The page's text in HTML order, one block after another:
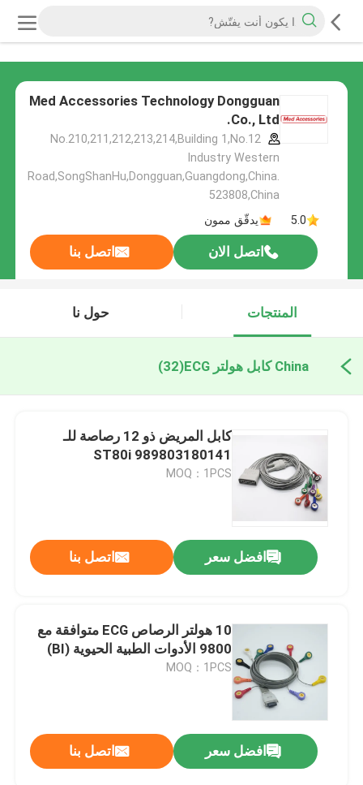
Med Accessories Technology Dongguan
Co., Ltd.
No.210,211,212,213,214,Building 1,No.12
Industry Western
Road,SongShanHu,Dongguan,Guangdong,China.
523808,China
5.0
يدقّق ممون
اتصل الان اتصل بنا
المنتجات حول نا
China كابل هولتر ECG (32)
كابل المريض ذو 12 رصاصة للـ
ST80i 989803180141
MOQ：1PCS
افضل سعر اتصل بنا
10 هولتر الرصاص ECG متوافقة مع
9800 الأدوات الطبية الحيوية (BI)
MOQ：1PCS
افضل سعر اتصل بنا